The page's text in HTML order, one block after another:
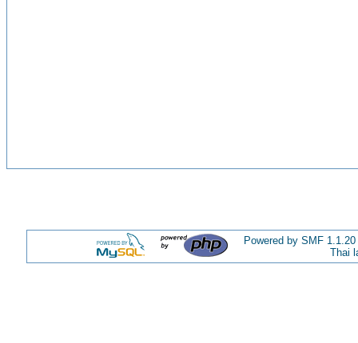
Powered by SMF 1.1.20
Thai